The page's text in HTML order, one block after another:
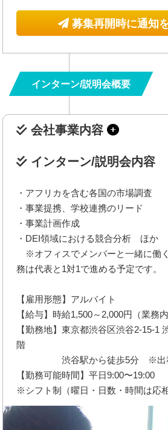
募集再開時に通知
インターン/説明会概要
会社事業内容
インターン/説明会内容
・アフリカを含む各国の市場調査
・事業提携、学校連携のリード
・事業計画作成
・DEI領域における競合分析 ほか
※オフィスでメンバーと一緒に働
務は代表と1対1で進める予定です。
【雇用形態】アルバイト
【給与】時給1,500～2,000円（業務
【勤務地】東京都渋谷区渋谷2-15-1
階
渋谷駅から徒歩5分 ※出
【勤務可能時間】平日9:00〜19:00
※シフト制（曜日・日数・時間は応相